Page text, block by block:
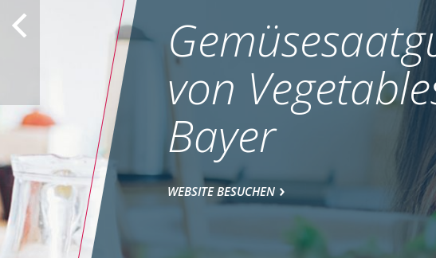
von
Bayer
WEBSITE BESUCHEN